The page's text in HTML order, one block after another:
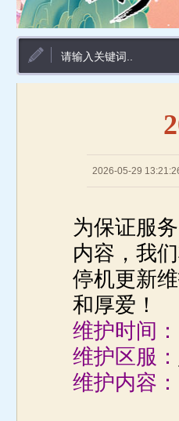
2026-05-29
为保证服
内容，我
停机更新
和厚爱！
维护时间：
维护区服：
维护内容：